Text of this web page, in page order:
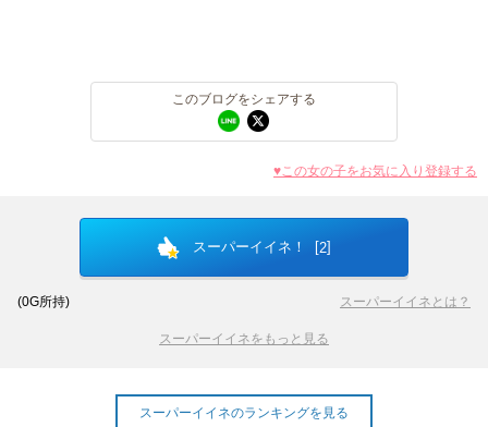
このブログをシェアする
♥この女の子をお気に入り登録する
スーパーイイネ！ [2]
(0G所持) スーパーイイネとは？
スーパーイイネをもっと見る
スーパーイイネのランキングを見る